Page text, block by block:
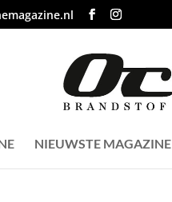
NIEUWSTE MAGAZINE